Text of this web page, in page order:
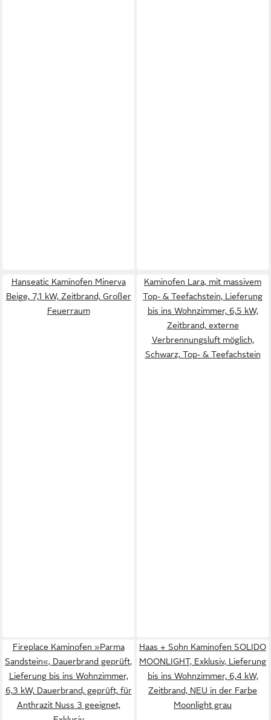
Hanseatic Kaminofen Minerva
Beige, 7,1 kW, Zeitbrand, Großer
Feuerraum
Kaminofen Lara, mit massivem
Top- & Teefachstein, Lieferung
bis ins Wohnzimmer, 6,5 kW,
Zeitbrand, externe
Verbrennungsluft möglich,
Schwarz, Top- & Teefachstein
Fireplace Kaminofen »Parma
Sandstein«, Dauerbrand geprüft,
Lieferung bis ins Wohnzimmer,
6,3 kW, Dauerbrand, geprüft, für
Anthrazit Nuss 3 geeignet,
Haas + Sohn Kaminofen SOLIDO
MOONLIGHT, Exklusiv, Lieferung
bis ins Wohnzimmer, 6,4 kW,
Zeitbrand, NEU in der Farbe
Moonlight grau